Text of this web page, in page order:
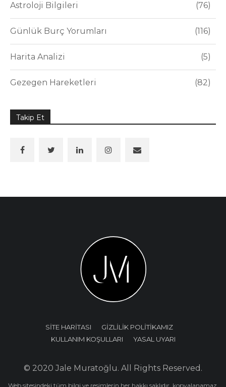
Astroloji Bilgileri 76
Günlük Burç Yorumları 116
Harita Analizi 5
Gezegen Hareketleri 82
Takip Et
SİTE HARİTASI
GİZLİLİK POLİTİKAMIZ
KULLANIM KOŞULLARI
YASAL UYARI
© 2020 Jale Muratoğlu. All Rights Reserved.
Web sitesindeki tüm bilgi ve resimlerin her hakkı saklıdır, kopyalanamaz,